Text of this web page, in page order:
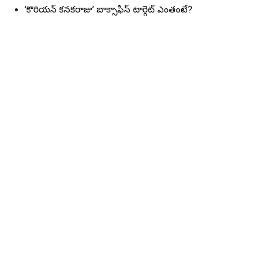
‘కొరియన్ కనకరాజు’ బాక్సాఫీస్ టార్గెట్ ఎంతంటే?